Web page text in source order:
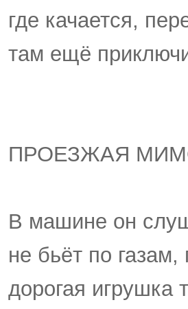
где качается,
там ещё
ПРОЕЗЖАЯ
В машине он
не бьёт по
дорогая игрушка